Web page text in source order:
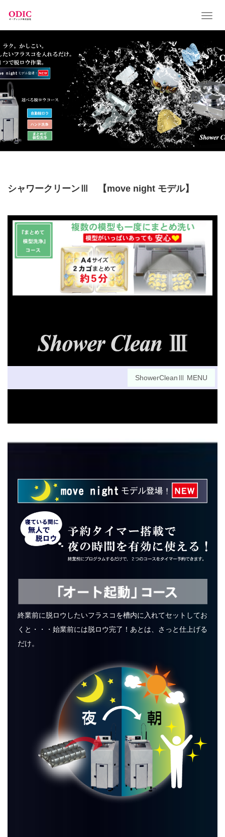
T
g
l
e
n
a
v
i
g
a
t
シャワークリーンⅢ 【move night モデル】
ShowerCleanⅢ MENU
終業前に脱ロウしたいフラスコを槽内に入れてセットしてお
くと・・・始業前には脱ロウ完了！あとは、さっと仕上げる
だけ。